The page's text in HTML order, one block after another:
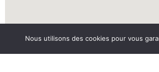
Nous utilisons des cookies pour vous